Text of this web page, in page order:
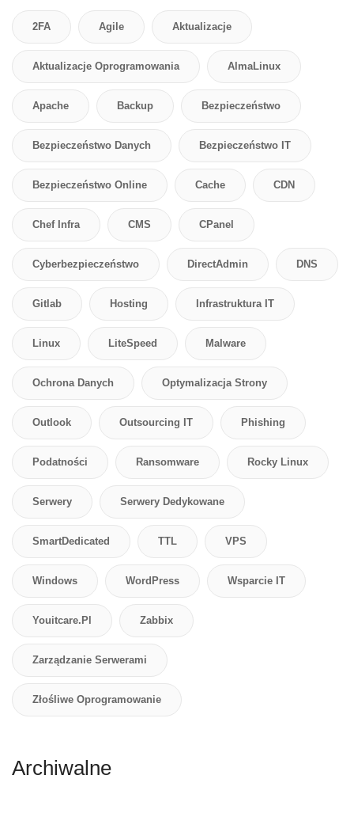
2FA Agile Aktualizacje
Aktualizacje Oprogramowania AlmaLinux
Apache Backup Bezpieczeństwo
Bezpieczeństwo Danych Bezpieczeństwo IT
Bezpieczeństwo Online Cache CDN
Chef Infra CMS CPanel
Cyberbezpieczeństwo DirectAdmin DNS
Gitlab Hosting Infrastruktura IT
Linux LiteSpeed Malware
Ochrona Danych Optymalizacja Strony
Outlook Outsourcing IT Phishing
Podatności Ransomware Rocky Linux
Serwery Serwery Dedykowane
SmartDedicated TTL VPS
Windows WordPress Wsparcie IT
Youitcare.pl Zabbix
Zarządzanie Serwerami
Złośliwe Oprogramowanie
Archiwalne